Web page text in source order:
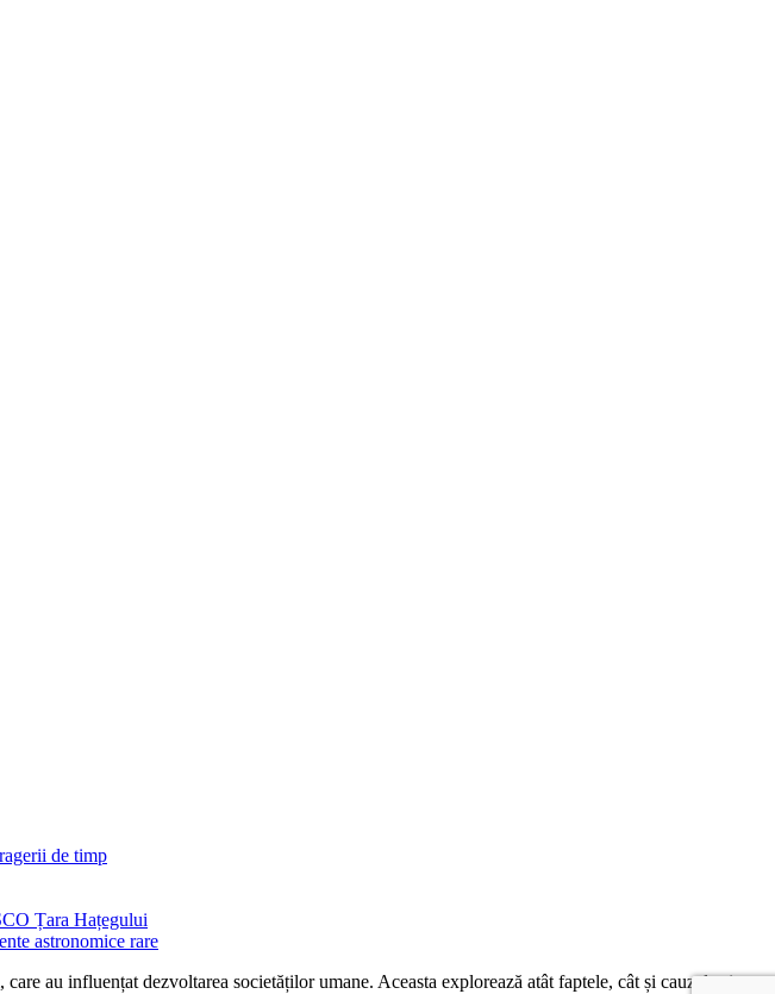
de timp
Țara Hațegului
astronomice rare
au influențat dezvoltarea societăților umane. Aceasta explorează atât faptele, cât și cauzele și